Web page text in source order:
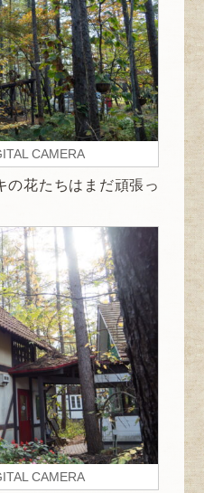
CAMERA
の花たちはまだ頑張っ
CAMERA